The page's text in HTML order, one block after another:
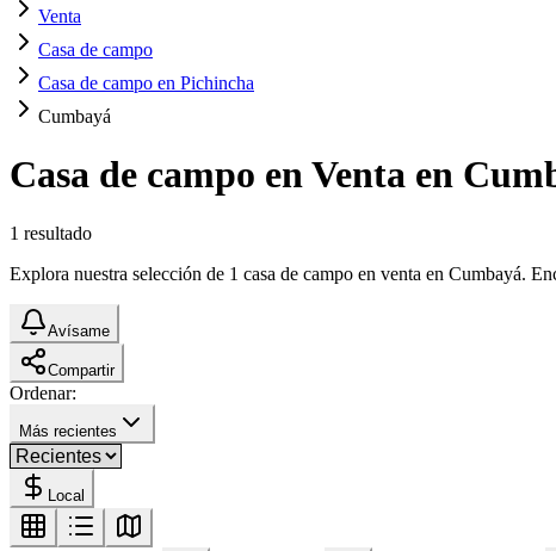
Venta
Casa de campo
Casa de campo en Pichincha
Cumbayá
Casa de campo en Venta en
1 resultado
Explora nuestra selección de 1 casa de campo en venta en Cumbayá.
Avísame
Compartir
Ordenar:
Más recientes
Local